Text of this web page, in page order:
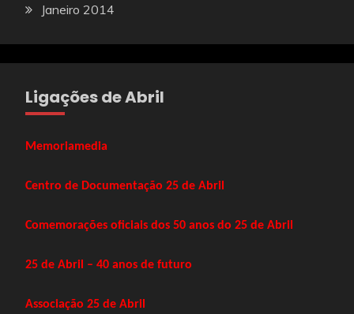
Janeiro 2014
Ligações de Abril
Memoriamedia
Centro de Documentação 25 de Abril
Comemorações oficiais dos 50 anos do 25 de Abril
25 de Abril – 40 anos de futuro
Associação 25 de Abril